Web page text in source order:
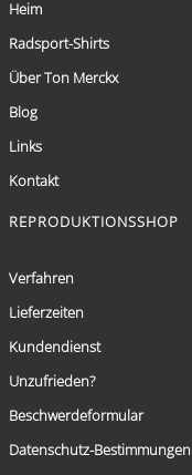
Heim
Radsport-Shirts
Über Ton Merckx
Blog
Links
Kontakt
REPRODUKTIONSSHOP
Verfahren
Lieferzeiten
Kundendienst
Unzufrieden?
Beschwerdeformular
Datenschutz-Bestimmungen